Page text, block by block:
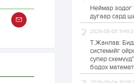
Неймар зодог
дугаар сард
2026-08-05
Т.Жанлав:
системийг
супер
бодох